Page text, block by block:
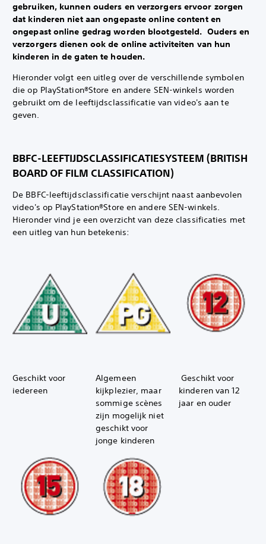
gebruiken, kunnen ouders en verzorgers ervoor zorgen
dat kinderen niet aan ongepaste online content en
ongepast online gedrag worden blootgesteld. ‎ Ouders en
verzorgers dienen ook de online activiteiten van hun
kinderen in de gaten te houden.‎
Hieronder volgt een uitleg over de verschillende symbolen
die op PlayStation®Store en andere SEN-winkels worden
gebruikt om de leeftijdsclassificatie van video's aan te
geven.‎
BBFC-LEEFTIJDSCLASSIFICATIESYSTEEM (BRITISH
BOARD OF FILM CLASSIFICATION) ‎
De BBFC-leeftijdsclassificatie verschijnt naast aanbevolen
video's op PlayStation®Store en andere SEN-winkels. ‎
Hieronder vind je een overzicht van deze classificaties met
een uitleg van hun betekenis:‎ ‎ ‎ ‎ ‎
Geschikt voor
iedereen
Algemeen
kijkplezier, maar
sommige scènes
zijn mogelijk niet
geschikt voor
jonge kinderen
Geschikt voor
kinderen van 12
jaar en ouder